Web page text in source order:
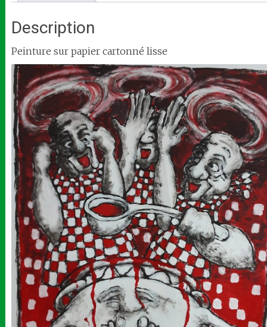
Description
Peinture sur papier cartonné lisse